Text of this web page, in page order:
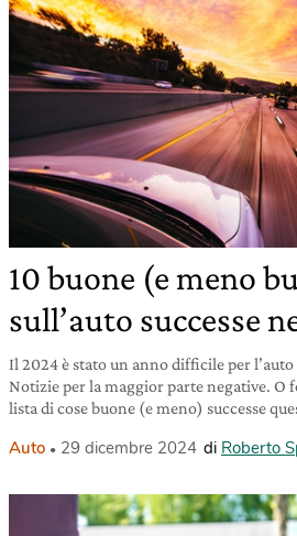
10 buone (e meno
sull’auto successe
Il 2024 è stato un anno difficile per
Notizie per la maggior parte negative. O
lista di cose buone (e meno) successe
Auto 29 dicembre 2024 di Roberto